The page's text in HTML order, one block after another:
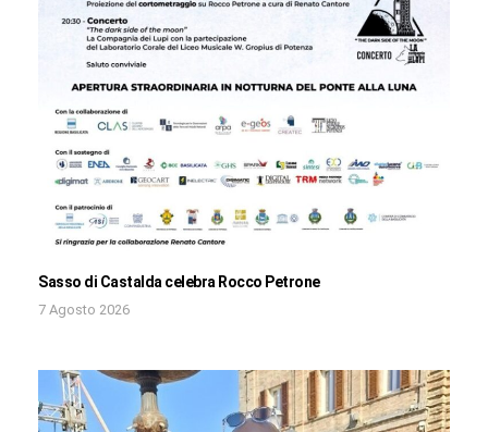
Sasso di Castalda celebra Rocco Petrone
7 Agosto 2026